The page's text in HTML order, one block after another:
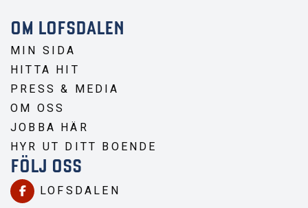
OM LOFSDALEN
MIN SIDA
HITTA HIT
PRESS & MEDIA
OM OSS
JOBBA HÄR
HYR UT DITT BOENDE
FÖLJ OSS
LOFSDALEN